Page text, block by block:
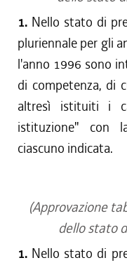
1. Nello stato di
pluriennale per gli
l'anno 1996 sono
di competenza, di
altresì istituiti i
istituzione" con
ciascuno indicata.
(Approvazione
dello stato
1. Nello stato di